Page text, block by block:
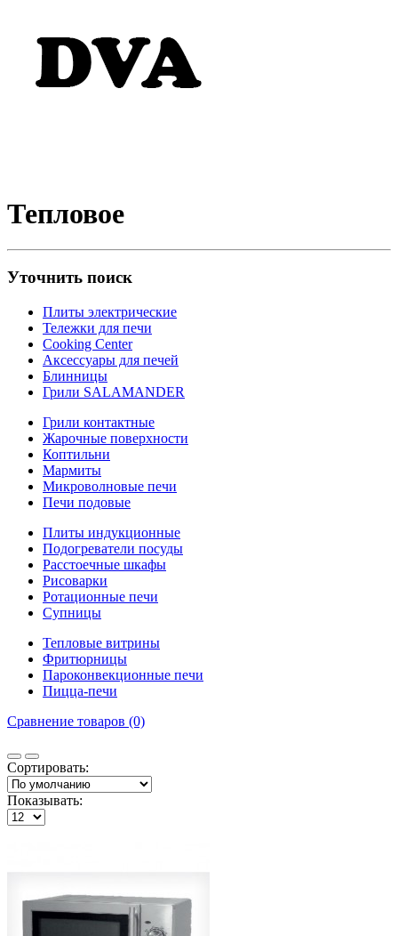
Тепловое
Уточнить поиск
Плиты электрические
Тележки для печи
Cooking Center
Аксессуары для печей
Блинницы
Грили SALAMANDER
Грили контактные
Жарочные поверхности
Коптильни
Мармиты
Микроволновые печи
Печи подовые
Плиты индукционные
Подогреватели посуды
Расстоечные шкафы
Рисоварки
Ротационные печи
Супницы
Тепловые витрины
Фритюрницы
Пароконвекционные печи
Пицца-печи
Сравнение товаров (0)
Сортировать:
Показывать: